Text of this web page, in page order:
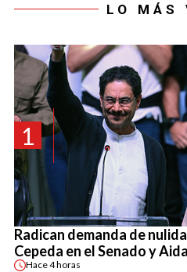
LO MÁS
1
Radican demanda de
Cepeda en el Senado y
Hace4 horas